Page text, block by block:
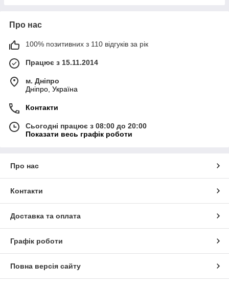
Про нас
100% позитивних з 110 відгуків за рік
Працює з 15.11.2014
м. Дніпро
Дніпро, Україна
Контакти
Сьогодні працює з 08:00 до 20:00
Показати весь графік роботи
Про нас
Контакти
Доставка та оплата
Графік роботи
Повна версія сайту